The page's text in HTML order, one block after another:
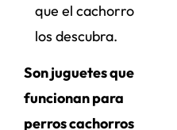
que el cachorro
los descubra.
Son juguetes que
funcionan para
perros cachorros